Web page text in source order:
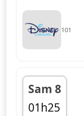
101
Sam 8
01h25